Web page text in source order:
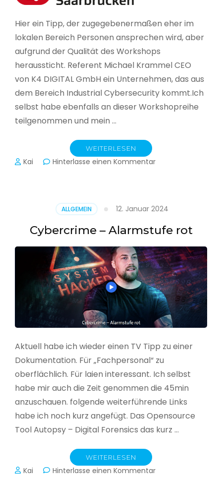
Hier ein Tipp, der zugegebenermaßen eher im
lokalen Bereich Personen ansprechen wird, aber
aufgrund der Qualität des Workshops
heraussticht. Referent Michael Krammel CEO
von K4 DIGITAL GmbH ein Unternehmen, das aus
dem Bereich Industrial Cybersecurity kommt.Ich
selbst habe ebenfalls an dieser Workshopreihe
teilgenommen und mein …
WEITERLESEN
Kai Hinterlasse einen Kommentarzu
Produktion
ALLGEMEIN 12. Januar 2024
Cybercrime – Alarmstufe rot
Aktuell habe ich wieder einen TV Tipp zu einer
Dokumentation. Für „Fachpersonal“ zu
oberflächlich. Für laien interessant. Ich selbst
habe mir auch die Zeit genommen die 45min
anzuschauen. folgende weiterführende Links
habe ich noch kurz angefügt. Das Opensource
Tool Autopsy – Digital Forensics das kurz …
WEITERLESEN
Kai Hinterlasse einen Kommentarzu